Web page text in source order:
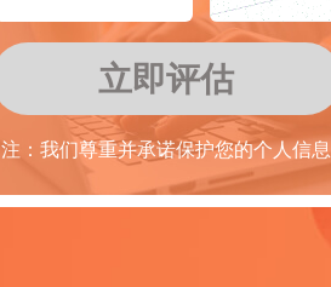
立即评估
注：我们尊重并承诺保护您的个人信息